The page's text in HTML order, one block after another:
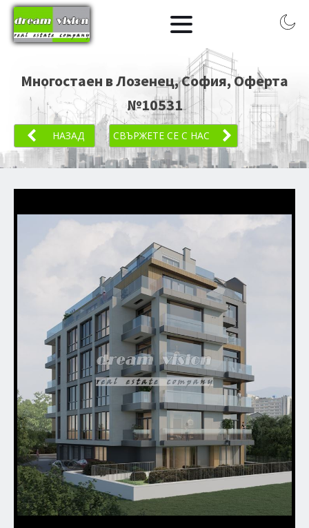
Многостаен в Лозенец, София, Оферта
№10531
НАЗАД СВЪРЖЕТЕ СЕ С НАС